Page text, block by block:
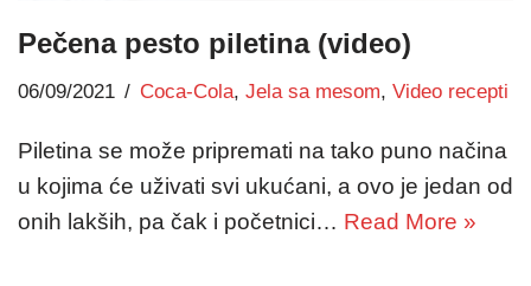
Pečena pesto piletina (video)
06/09/2021 Coca-Cola, Jela sa mesom, Video recepti
Piletina se može pripremati na tako puno načina
u kojima će uživati svi ukućani, a ovo je jedan od
onih lakših, pa čak i početnici… Read More »